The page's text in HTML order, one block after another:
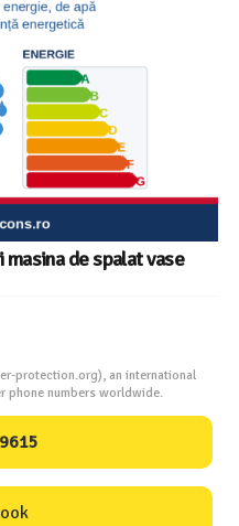
protection.org), an international
phone numbers worldwide.